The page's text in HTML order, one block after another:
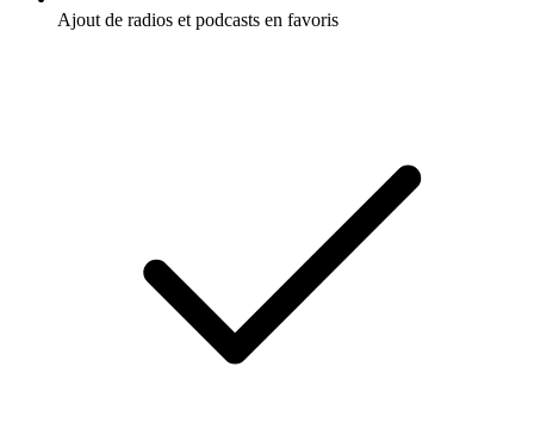
Ajout de radios et podcasts en favoris